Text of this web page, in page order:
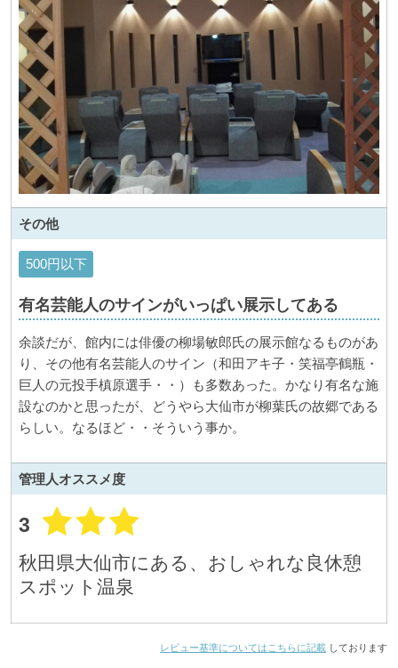
その他
500円以下
有名芸能人のサインがいっぱい展示してある
余談だが、館内には俳優の柳場敏郎氏の展示館なるものがあ
り、その他有名芸能人のサイン（和田アキ子・笑福亭鶴瓶・
巨人の元投手槙原選手・・）も多数あった。かなり有名な施
設なのかと思ったが、どうやら大仙市が柳葉氏の故郷である
らしい。なるほど・・そういう事か。
管理人オススメ度
3
秋田県大仙市にある、おしゃれな良休憩
スポット温泉
レビュー基準についてはこちらに記載 しております